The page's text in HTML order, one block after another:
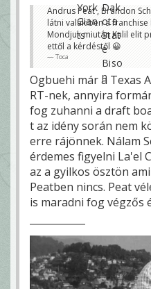
Andrus Peat , Brandon
látni valakiben a franchise
Mondjuk miután Kalil elit
ettől a kérdéstől 😀
Toca
Ogbuehi már a Texas
RT-nek, annyira
fog zuhanni a draft
t az idény során nem
erre rájönnek. Nálam
érdemes figyelni La'el
az a gyilkos ösztön
Peatben nincs. Peat
is maradni fog végzős